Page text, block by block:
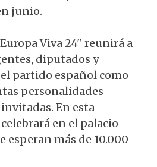
junio.
Viva 24" reunirá a
diputados y
partido español como
personalidades
En esta
en el palacio
esperan más de 10.000